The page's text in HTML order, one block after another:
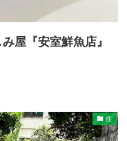
屋『安室鮮魚店』
住